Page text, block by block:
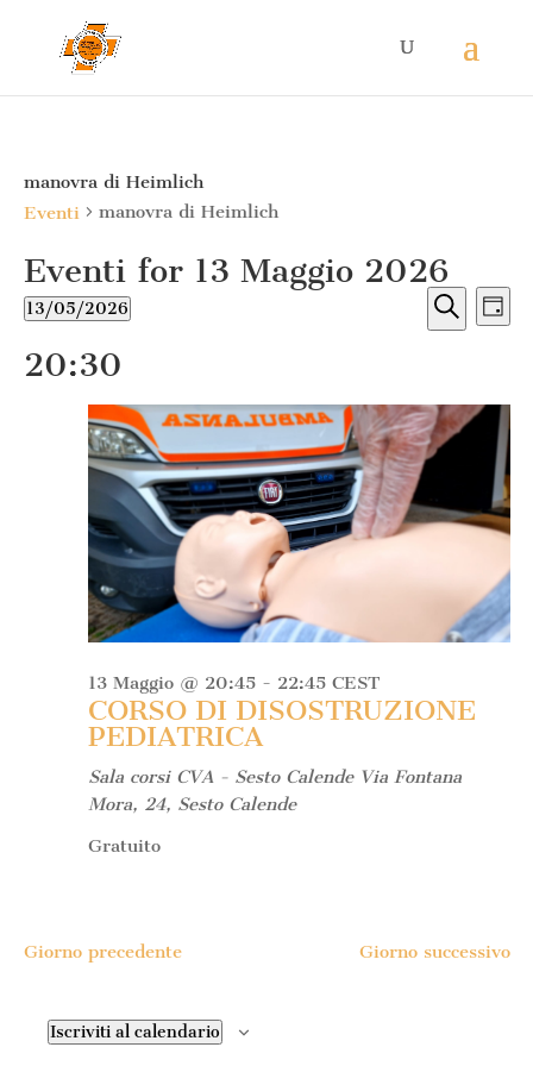
manovra di Heimlich
Eventi
manovra di Heimlich
Eventi for 13 Maggio 2026
Eventi
Cerca
13/05/2026
la
20:30
CORSO DI DISOSTRUZIONE
PEDIATRICA
13 Maggio @ 20:45- 22:45 CEST
Sala corsi CVA - Sesto Calende Via Fontana
Mora, 24, Sesto Calende
Gratuito
Giorno precedente Giorno successivo
Iscriviti al calendario